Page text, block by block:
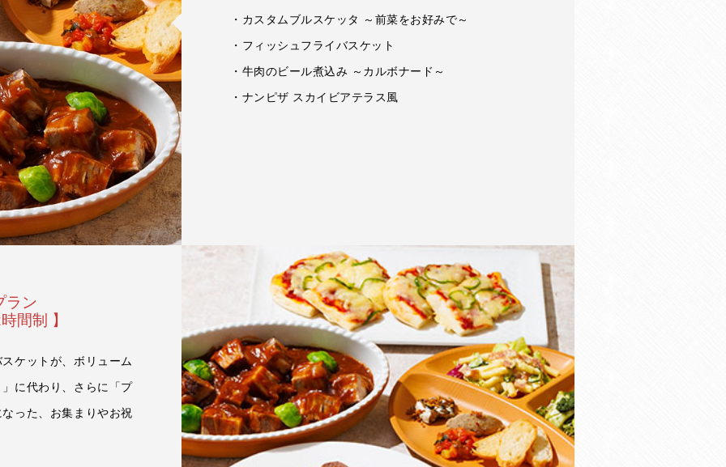
・カスタムブルスケッタ ～前菜をお好みで～
・フィッシュフライバスケット
・牛肉のビール煮込み ～カルボナード～
・ナンピザ スカイビアテラス風
ラン
間制 】
ケットが、ボリューム
に代わり、さらに「プ
った、お集まりやお祝